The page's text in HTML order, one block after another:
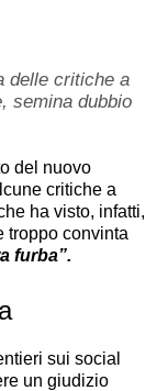
delle critiche a
semina dubbio
del nuovo
critiche a
ha visto, infatti,
troppo convinta
furba”.
sui social
un giudizio